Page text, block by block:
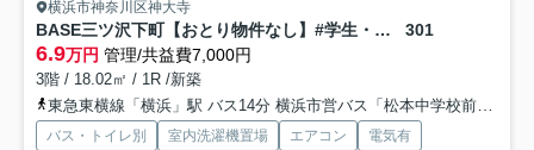
横浜市神奈川区神大寺
BASE三ツ沢下町【おとり物件なし】#学生・社会人にオススメ！初期費用分割払いOK！ 301
6.9万円 管理/共益費7,000円
3階 / 18.02㎡ / 1R /新築
東急東横線「横浜」駅 バス14分 横浜市営バス「松本中学校前」 停歩2分
バス・トイレ別 室内洗濯機置場 エアコン
電気有